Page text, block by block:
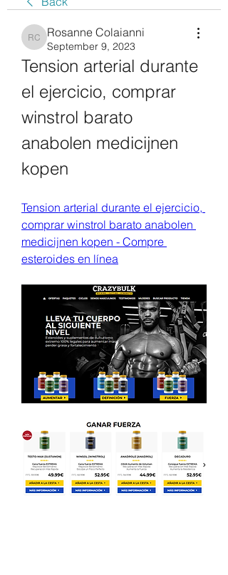
Rosanne Colaianni
Rosanne Colaianni
September 9, 2023
Tension arterial durante
el ejercicio, comprar
winstrol barato
anabolen medicijnen
kopen
Tension arterial durante el ejercicio,
comprar winstrol barato anabolen
medicijnen kopen - Compre
esteroides en línea